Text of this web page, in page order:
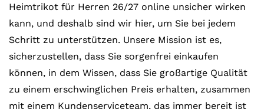
Heimtrikot für Herren 26/27 online unsicher wirken
kann, und deshalb sind wir hier, um Sie bei jedem
Schritt zu unterstützen. Unsere Mission ist es,
sicherzustellen, dass Sie sorgenfrei einkaufen
können, in dem Wissen, dass Sie großartige Qualität
zu einem erschwinglichen Preis erhalten, zusammen
mit einem Kundenserviceteam, das immer bereit ist